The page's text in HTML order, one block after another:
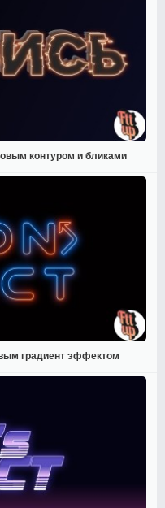
контуром и бликами
градиент эффектом